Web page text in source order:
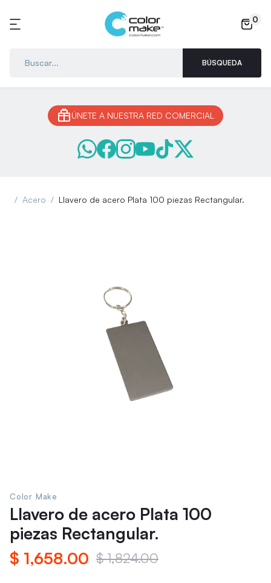
0
BÚSQUEDA
ÚNETE A NUESTRA RED COMERCIAL
Acero Llavero de acero Plata 100 piezas Rectangular.
Color Make
Llavero de acero Plata 100
piezas Rectangular.
$ 1,658.00 $ 1,824.00